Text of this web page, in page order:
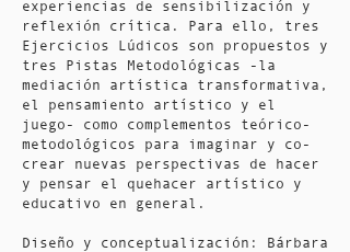
experiencias de sensibilización y
reflexión crítica. Para ello, tres
Ejercicios Lúdicos son propuestos y
tres Pistas Metodológicas -la
mediación artística transformativa,
el pensamiento artístico y el
juego- como complementos teórico-
metodológicos para imaginar y co-
crear nuevas perspectivas de hacer
y pensar el quehacer artístico y
educativo en general.
Diseño y conceptualización: Bárbara